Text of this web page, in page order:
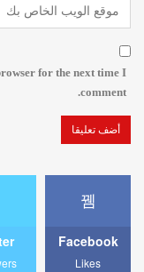
for the next time I
comment.
Facebook
Likes